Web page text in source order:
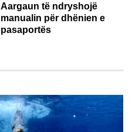
Aargaun të ndryshojë
manualin për dhënien e
pasaportës